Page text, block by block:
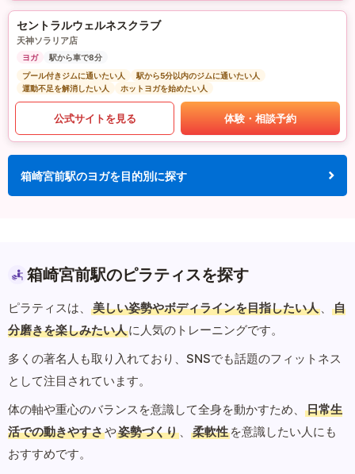
セントラルウェルネスクラブ
天神ソラリア店
ヨガ
駅から車で8分
プール付きジムに通いたい人
駅から5分以内のジムに通いたい人
運動不足を解消したい人
ホットヨガを始めたい人
公式サイトを見る 体験・相談予約
箱崎宮前駅のヨガを目的別に探す
箱崎宮前駅のピラティスを探す
ピラティスは、 美しい姿勢やボディラインを目指したい人 、
自
分磨きを楽しみたい人に人気のトレーニングです。
多くの著名人も取り入れており、SNSでも話題のフィットネス
として注目されています。
体の軸や重心のバランスを意識して全身を動かすため、
日常生
活での動きやすさや姿勢づくり 、 柔軟性 を意識したい人にも
おすすめです。